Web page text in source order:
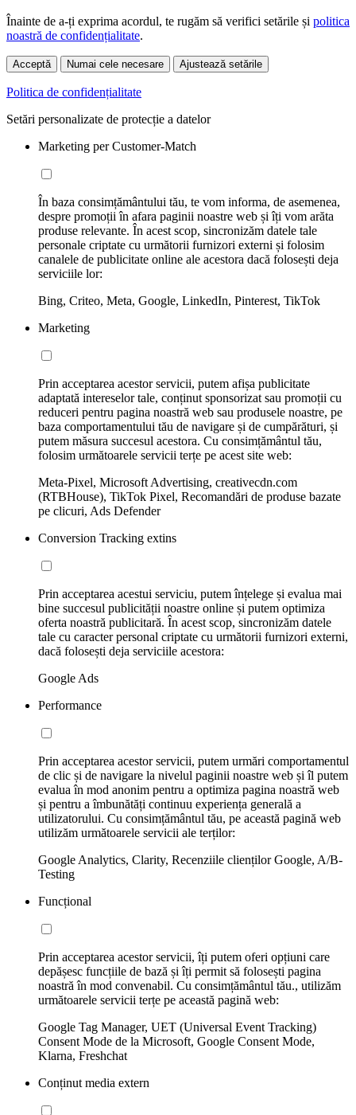
Înainte de a-ți exprima acordul, te rugăm să verifici setările și politica
noastră de confidențialitate.
Acceptă Numai cele necesare Ajustează setările
Politica de confidențialitate
Setări personalizate de protecție a datelor
Marketing per Customer-Match
În baza consimțământului tău, te vom informa, de asemenea,
despre promoții în afara paginii noastre web și îți vom arăta
produse relevante. În acest scop, sincronizăm datele tale
personale criptate cu următorii furnizori externi și folosim
canalele de publicitate online ale acestora dacă folosești deja
serviciile lor:
Bing, Criteo, Meta, Google, LinkedIn, Pinterest, TikTok
Marketing
Prin acceptarea acestor servicii, putem afișa publicitate
adaptată intereselor tale, conținut sponsorizat sau promoții cu
reduceri pentru pagina noastră web sau produsele noastre, pe
baza comportamentului tău de navigare și de cumpărături, și
putem măsura succesul acestora. Cu consimțământul tău,
folosim următoarele servicii terțe pe acest site web:
Meta-Pixel, Microsoft Advertising, creativecdn.com
(RTBHouse), TikTok Pixel, Recomandări de produse bazate
pe clicuri, Ads Defender
Conversion Tracking extins
Prin acceptarea acestui serviciu, putem înțelege și evalua mai
bine succesul publicității noastre online și putem optimiza
oferta noastră publicitară. În acest scop, sincronizăm datele
tale cu caracter personal criptate cu următorii furnizori externi,
dacă folosești deja serviciile acestora:
Google Ads
Performance
Prin acceptarea acestor servicii, putem urmări comportamentul
de clic și de navigare la nivelul paginii noastre web și îl putem
evalua în mod anonim pentru a optimiza pagina noastră web
și pentru a îmbunătăți continuu experiența generală a
utilizatorului. Cu consimțământul tău, pe această pagină web
utilizăm următoarele servicii ale terților:
Google Analytics, Clarity, Recenziile clienților Google, A/B-
Testing
Funcțional
Prin acceptarea acestor servicii, îți putem oferi opțiuni care
depășesc funcțiile de bază și îți permit să folosești pagina
noastră în mod convenabil. Cu consimțământul tău., utilizăm
următoarele servicii terțe pe această pagină web:
Google Tag Manager, UET (Universal Event Tracking)
Consent Mode de la Microsoft, Google Consent Mode,
Klarna, Freshchat
Conținut media extern